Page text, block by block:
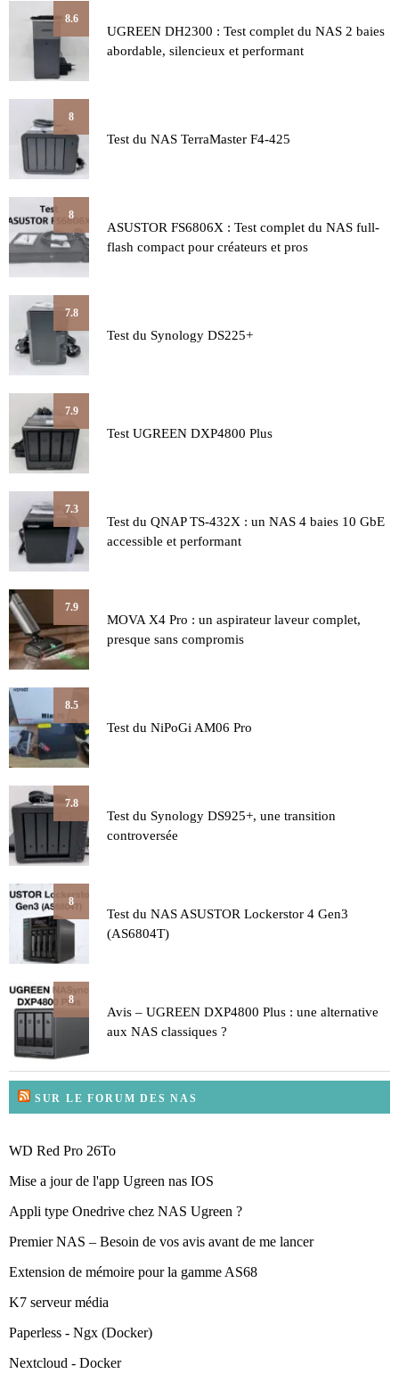
8.6
UGREEN DH2300 : Test complet du NAS 2 baies
abordable, silencieux et performant
8
Test du NAS TerraMaster F4-425
8
ASUSTOR FS6806X : Test complet du NAS full-
flash compact pour créateurs et pros
7.8
Test du Synology DS225+
7.9
Test UGREEN DXP4800 Plus
7.3
Test du QNAP TS-432X : un NAS 4 baies 10 GbE
accessible et performant
7.9
MOVA X4 Pro : un aspirateur laveur complet,
presque sans compromis
8.5
Test du NiPoGi AM06 Pro
7.8
Test du Synology DS925+, une transition
controversée
8
Test du NAS ASUSTOR Lockerstor 4 Gen3
(AS6804T)
8
Avis – UGREEN DXP4800 Plus : une alternative
aux NAS classiques ?
SUR LE FORUM DES NAS
WD Red Pro 26To
Mise a jour de l'app Ugreen nas IOS
Appli type Onedrive chez NAS Ugreen ?
Premier NAS – Besoin de vos avis avant de me lancer
Extension de mémoire pour la gamme AS68
K7 serveur média
Paperless - Ngx (Docker)
Nextcloud - Docker